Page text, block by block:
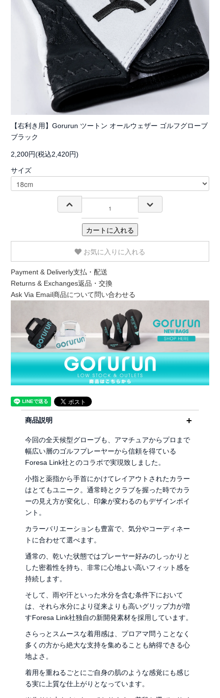
【右利き用】Gorurun ツートン オールウェザー ゴルフグローブ
ブラック
2,200円(税込2,420円)
サイズ
カートに入れる
お気に入りに入れる
Payment & Deliverly支払・配送
Returns & Exchanges返品・交換
Ask Via Email商品について問い合わせる
商品説明
今回の全天候型グローブも、アマチュアからプロまで
幅広い層のゴルフプレーヤーから信頼を得ている
Foresa Link社とのコラボで実現致しました。
小指と薬指から手首にかけてレイアウトされたカラー
はとてもユニーク。通常時とクラブを握った時でカラ
ーの見え方が変化し、印象が変わるのもデザインポイ
ント。
カラーバリエーションも豊富で、気分やコーディネー
トに合わせて選べます。
通常の、乾いた状態ではプレーヤー好みのしっかりと
した密着性を持ち、非常に心地よい高いフィット感を
持続します。
そして、雨や汗といった水分を含む条件下において
は、それら水分により従来よりも高いグリップ力が増
すForesa Link社独自の新開発素材を採用しています。
さらっとスムースな着用感は、プロアマ問うことなく
多くの方から絶大な支持を集めることも納得できる心
地よさ。
着用を重ねるごとにご自身の肌のような感覚にも感じ
る実に上質な仕上がりとなっています。